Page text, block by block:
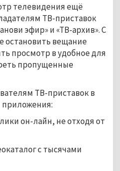
телевидения ещё
ТВ-приставок
эфир» и «ТВ-архив». С
вещание
просмотр в удобное для
пропущенные
ТВ-приставок в
приложения:
он-лайн, не отходя от
с тысячами